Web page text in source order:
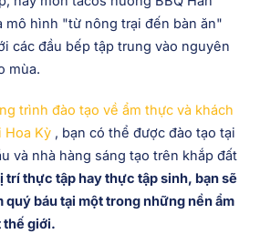
mô hình "từ nông trại đến bàn ăn"
các đầu bếp tập trung vào nguyên
mùa.
trình đào tạo về ẩm thực và khách
Hoa Kỳ , bạn có thể được đào tạo tại
và nhà hàng sáng tạo trên khắp đất
trí thực tập hay thực tập sinh, bạn sẽ
báu tại một trong những nền ẩm
thế giới.